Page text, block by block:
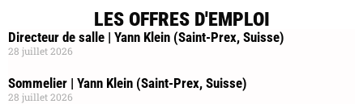
LES OFFRES D'EMPLOI
Directeur de salle | Yann Klein (Saint-Prex, Suisse)
28 juillet 2026
Sommelier | Yann Klein (Saint-Prex, Suisse)
28 juillet 2026